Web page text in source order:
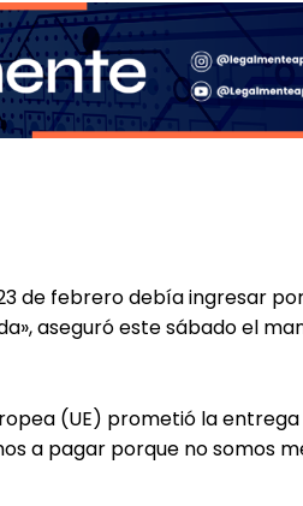
de febrero debía ingresar
aseguró este sábado el
(UE) prometió la
a pagar porque no somos